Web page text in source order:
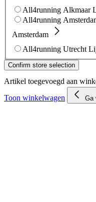
All4running Alkmaar
All4running
Amsterdam
All4running Utrecht
Confirm store selection
Artikel toegevoegd aan
Toon winkelwagen Ga